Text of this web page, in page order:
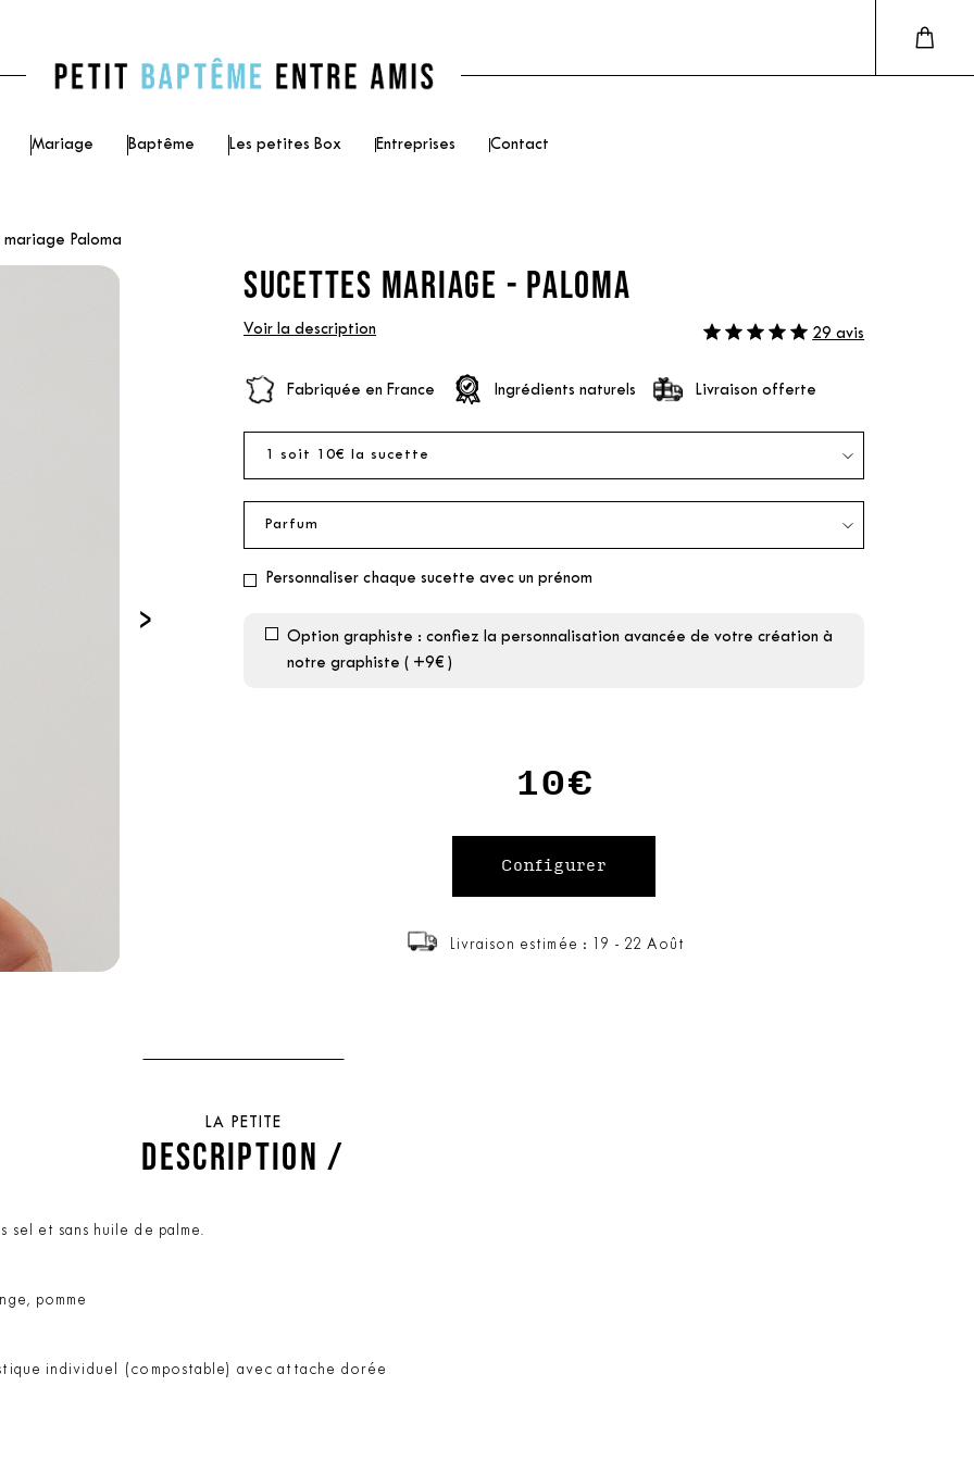
Mariage Baptême Les petites Box Entreprises Contact
mariage Paloma
›
SUCETTES MARIAGE - PALOMA
Voir la description 29 avis
Fabriquée en France Ingrédients naturels Livraison offerte
Personnaliser chaque sucette avec un prénom
Option graphiste : confiez la personnalisation avancée de votre création à
notre graphiste ( +9€ )
10€
Livraison estimée : 19 - 22 Août
LA PETITE
DESCRIPTION /
sel et sans huile de palme.
pomme
individuel (compostable) avec attache dorée